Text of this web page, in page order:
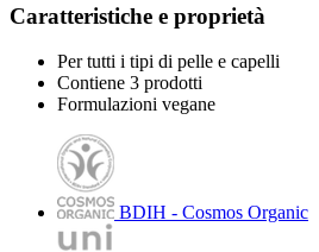
Caratteristiche e proprietà
Per tutti i tipi di pelle e capelli
Contiene 3 prodotti
Formulazioni vegane
BDIH - Cosmos Organic